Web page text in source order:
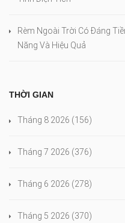
Rèm Ngoài Trời Có Đáng
Năng Và Hiệu Quả
THỜI GIAN
Tháng 8 2026 (156)
Tháng 7 2026 (376)
Tháng 6 2026 (278)
Tháng 5 2026 (370)